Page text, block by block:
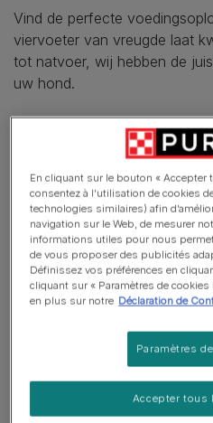
Vind de perfecte
viervoeter van vreugde laat
tot natvoer, wij hebben de
uw hond.
Droogvoer, of brokken, is
helpt de tandgezondheid
Natvoer heeft een hoger
kan zijn voor de
heeft van kieskeurige
Diëten metvers voerzijn
een zorgvuldige
Ons
En cliquant sur le bouton « Accepter
consentez à l’utilisation de cookies
technologies similaires) afin
navigation sur le Web, de mesurer
informations utiles pour nous
de vous proposer des publicités
Définissez vos préférences en
cliquant sur « Paramètres de
en plus sur notre Déclaration de
Paramètres
Accepter tous